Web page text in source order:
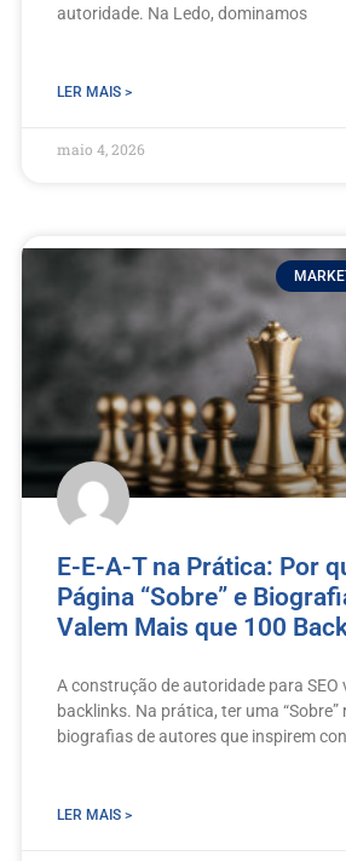
autoridade. Na Ledo, dominamos
LER MAIS >
maio 4, 2026
E-E-A-T na Prática: Por
Página “Sobre” e
Valem Mais que 100
A construção de autoridade para SEO
backlinks. Na prática, ter uma “Sobre”
biografias de autores que inspirem
LER MAIS >